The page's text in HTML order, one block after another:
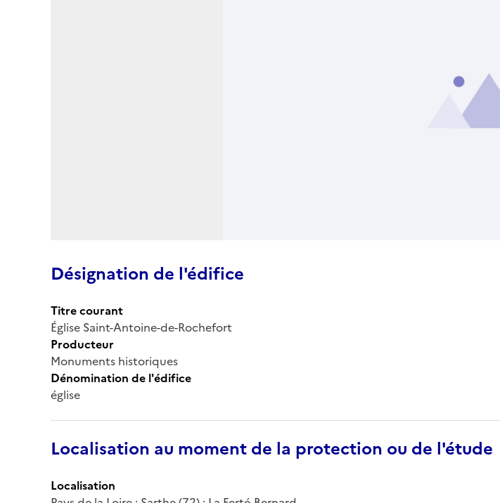
Désignation de l'édifice
Titre courant
Église Saint-Antoine-de-Rochefort
Producteur
Monuments historiques
Dénomination de l'édifice
église
Localisation au moment de la protection ou de l'étude
Localisation